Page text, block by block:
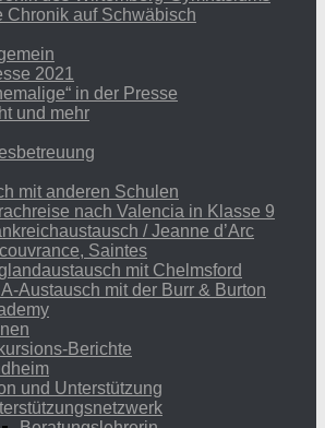
Chronik auf Schwäbisch
2021
in der Presse
und mehr
mit anderen Schulen
nach Valencia in Klasse 9
/ Jeanne d’Arc
Saintes
mit Chelmsford
Austausch mit der Burr & Burton
Berichte
und Unterstützung